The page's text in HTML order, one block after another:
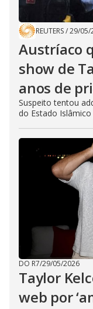
REUTERS/29/05/
Austríaco
show de
anos de
Suspeito tentou
do Estado
DO R7/29/05/2026
Taylor
web por